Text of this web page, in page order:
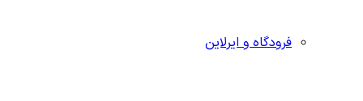
فرودگاه و ایرلاین